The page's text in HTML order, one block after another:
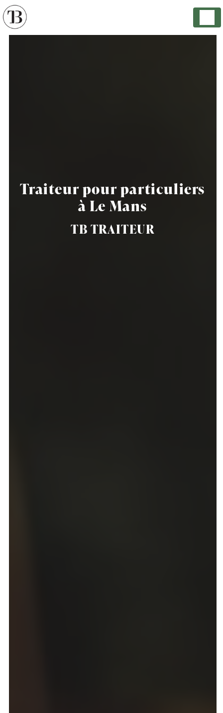
Traiteur pour particuliers
à Le Mans
TB TRAITEUR
Panneau de gestion des cookies